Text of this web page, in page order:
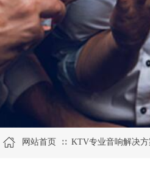
网站首页 ∷ KTV专业音响解决